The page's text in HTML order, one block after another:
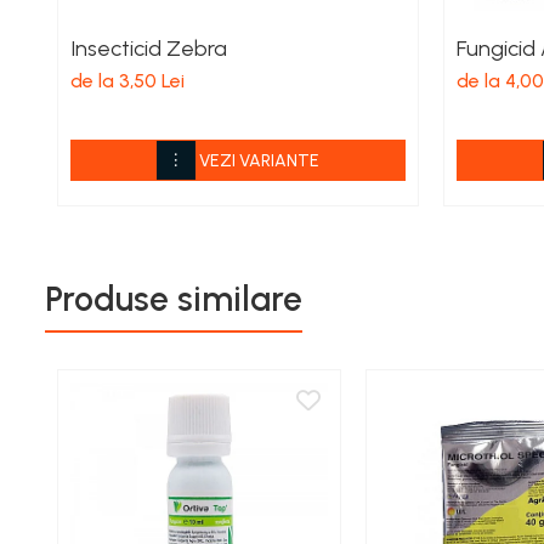
Curatare
Camping
Gratare de camping pe gaz
Abrazive
Accesorii Constructii
Ciocane demolatoare
Insecticid Zebra
de la 3,50 Lei
VEZI VARIANTE
Fungicid
de la
Produse similare